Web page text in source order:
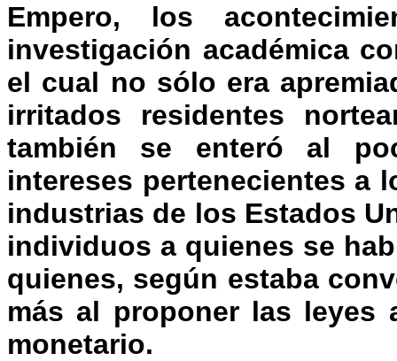
Empero, los
investigación académica
el cual no sólo era
irritados residentes
también se enteró al
intereses pertenecientes a
industrias de los Estados
individuos a quienes se
quienes, según estaba
más al proponer las leyes
monetario.